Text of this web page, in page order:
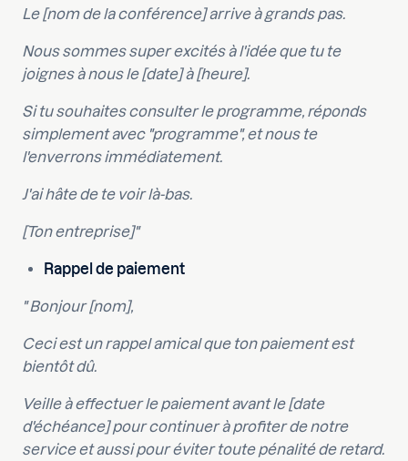
Le [nom de la conférence] arrive à grands pas.
Nous sommes super excités à l'idée que tu te
joignes à nous le [date] à [heure].
Si tu souhaites consulter le programme, réponds
simplement avec "programme", et nous te
l'enverrons immédiatement.
J'ai hâte de te voir là-bas.
[Ton entreprise]"
Rappel de paiement
" Bonjour [nom],
Ceci est un rappel amical que ton paiement est
bientôt dû.
Veille à effectuer le paiement avant le [date
d'échéance] pour continuer à profiter de notre
service et aussi pour éviter toute pénalité de retard.